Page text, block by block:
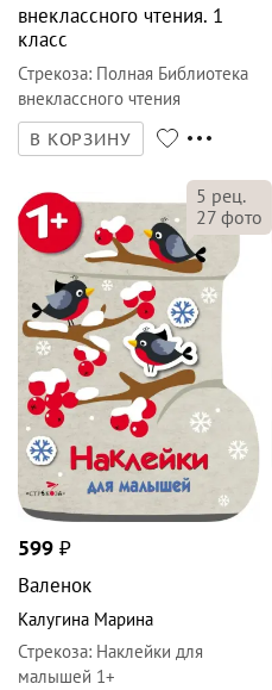
внеклассного чтения. 1
класс
Стрекоза: Полная Библиотека
внеклассного чтения
В КОРЗИНУ
5 рец.
27 фото
599 ₽
Валенок
Калугина Марина
Стрекоза: Наклейки для
малышей 1+